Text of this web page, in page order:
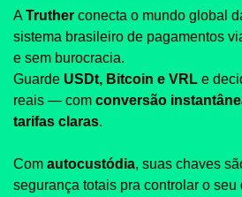
A Truther conecta o mundo global
sistema brasileiro de pagamentos
e sem burocracia.
Guarde USDt, Bitcoin e VRL e
reais — com conversão
tarifas claras.
Com autocustódia, suas chaves
segurança totais pra controlar o seu